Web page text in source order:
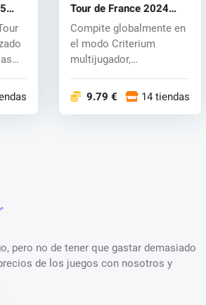
Tour de France 2024
(PC) key
Compite globalmente en
el modo Criterium
multijugador,
9.79 € 14 tiendas
pero no de tener que gastar demasiado
de los juegos con nosotros y